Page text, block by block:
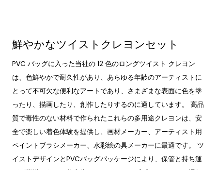
鮮やかなツイストクレヨンセット
PVC バッグに入った当社の 12 色のロングツイスト クレヨン
は、色鮮やかで耐久性があり、あらゆる年齢のアーティストに
とって不可欠な便利なアートであり、さまざまな表面に色を塗
ったり、描画したり、創作したりするのに適しています。 高品
質で毒性のない材料で作られたこれらの多用途クレヨンは、安
全で楽しい着色体験を提供し、画材メーカー、アーティスト用
ペイントブラシメーカー、水彩絵の具メーカーに最適です。 ツ
イストデザインとPVCバッグパッケージにより、保管と持ち運